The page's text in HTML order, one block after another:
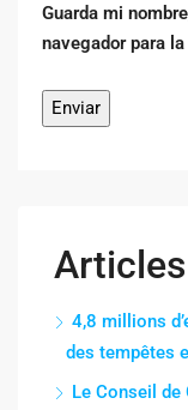
Guarda mi
navegador para
4,8 millions
des tempêtes
Le Conseil de